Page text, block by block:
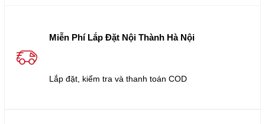
Miễn Phí Lắp Đặt Nội Thành Hà Nội
Lắp đặt, kiểm tra và thanh toán COD